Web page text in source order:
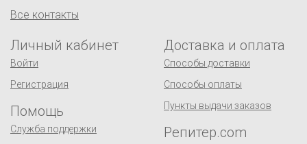
Все контакты
Личный кабинет
Войти
Регистрация
Помощь
Служба поддержки
Доставка и оплата
Способы доставки
Способы оплаты
Пункты выдачи заказов
Репитер.com